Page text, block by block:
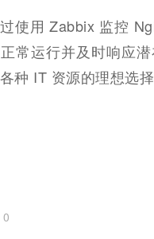
使用 Zabbix 监控
常运行并及时响应
种 IT 资源的理想选择
0